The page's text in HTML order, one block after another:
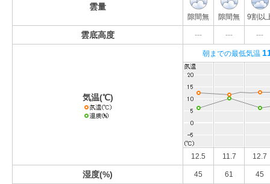
雲量
隙間無 隙間無 9割以
雲底高度 --- --- ---
気温(℃)
朝までの最低気温
12.5 11.7 12.7
湿度(%) 45 61 45